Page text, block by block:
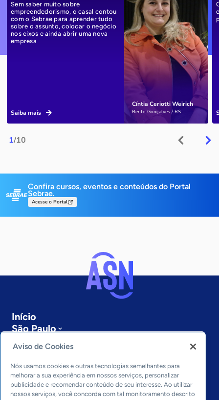
1/10
Cíntia Ceriotti Weirich
Bento Gonçalves / RS
Sem saber muito sobre
empreendedorismo, o casal contou
com o Sebrae para aprender tudo
sobre o assunto, colocar o negócio
nos eixos e ainda abrir uma nova
empresa
Saiba mais
Confira cursos, eventos e conteúdos do Portal
Sebrae.
Acesse o Portal
Início
São Paulo
Sobre a ASN
Últimas notícias
Entre em contato
Editorias
Economia & Política
Aviso de Cookies
Nós usamos cookies e outras tecnologias semelhantes para
melhorar a sua experiência em nossos serviços, personalizar
publicidade e recomendar conteúdo de seu interesse. Ao utilizar
nossos serviços, você concorda com tal monitoramento descrito